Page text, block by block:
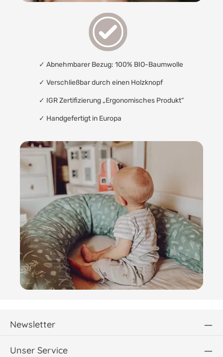
✓ Abnehmbarer Bezug: 100% BIO-Baumwolle
✓ Verschließbar durch einen Holzknopf
✓ IGR Zertifizierung „Ergonomisches Produkt“
✓ Handgefertigt in Europa
Newsletter
Unser Service